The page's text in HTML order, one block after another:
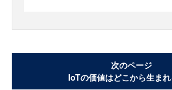
次のページ
IoTの価値はどこから生まれ